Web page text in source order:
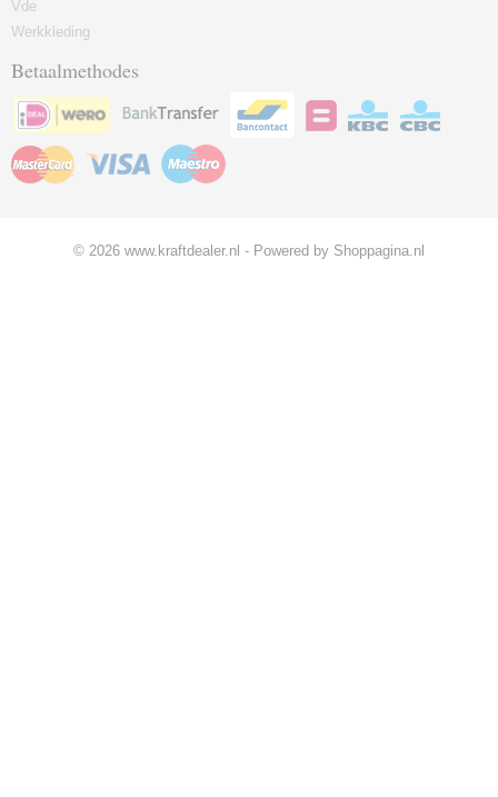
Vde
Werkkleding
Betaalmethodes
© 2026 www.kraftdealer.nl - Powered by Shoppagina.nl